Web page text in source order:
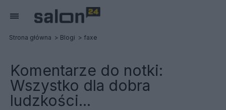
Strona główna Blogi faxe
Komentarze do notki:
Wszystko dla dobra
ludzkości...